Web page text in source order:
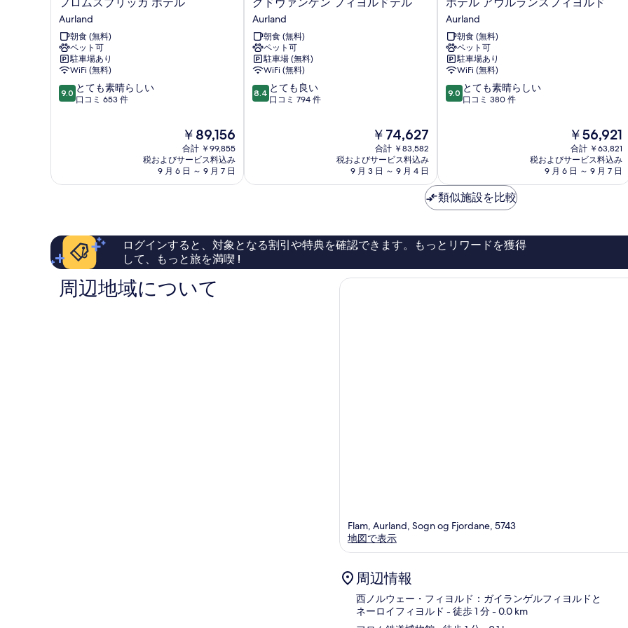
表
示
す
る
ロ
ム
ス
ブ
リ
ッ
ガ
ホ
Aurland
朝食 (無料)
ペット可
駐車場あり
WiFi (無料)
10
段
素
い、
口
コ
653
件
9.0 とても素晴らしい
口コミ 653 件
現
在
の
料
金
￥89,156
合計 ￥99,855
税およびサービス料込み
9 月 6 日 ～ 9 月 7 日
ド
ヴ
ァ
ン
ゲ
ン
フ
ィ
Aurland
朝食 (無料)
ペット可
駐車場 (無料)
WiFi (無料)
10
段
良
ミ
794
8.4 とても良い
口コミ 794 件
現
在
の
料
金
￥74,627
合計 ￥83,582
税およびサービス料込み
9 月 3 日 ～ 9 月 4 日
テ
ル
ア
ウ
ル
ラ
ン
ス
Aurland
朝食 (無料)
ペット可
駐車場あり
WiFi (無料)
10
段
素
晴
ら
い、
口
ミ
9.0 とても素晴らしい
口コミ 380 件
現
在
の
料
金
￥56,921
合計 ￥63,821
税およびサービス料込み
9 月 6 日 ～ 9 月 7 日
類似施設を比較
ログインすると、対象となる割引や特典を確認できます。もっとリワードを獲得
して、もっと旅を満喫 !
周辺地域について
Flam, Aurland, Sogn og Fjordane, 5743
地図で表示
周辺情報
西ノルウェー・フィヨルド：ガイランゲルフィヨルドと
ネーロイフィヨルド - 徒歩 1 分- 0.0 km